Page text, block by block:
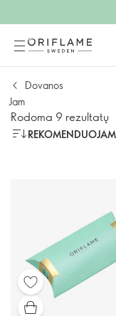
Dovanos
Jam
Rodoma 9 rezultatų